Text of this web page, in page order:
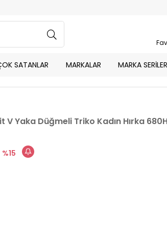
SATANLAR MARKALAR MARKA
Yaka Düğmeli Triko Kadın Hırka
15